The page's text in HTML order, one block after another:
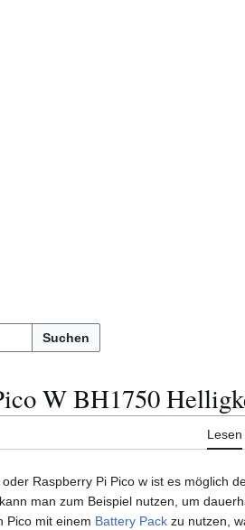
Suchen
W BH1750
Lesen
Raspberry Pi Pico w ist es möglich
man zum Beispiel nutzen, um
Pico mit einem Battery Pack zu nutzen,